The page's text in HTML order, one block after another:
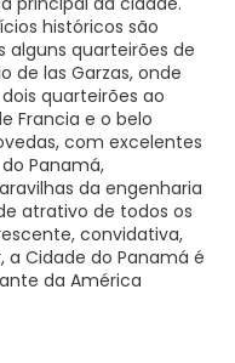
históricos são
alguns quarteirões de
de las Garzas, onde
quarteirões ao
Francia e o belo
com excelentes
Panamá,
da engenharia
atrativo de todos os
convidativa,
Cidade do Panamá é
da América